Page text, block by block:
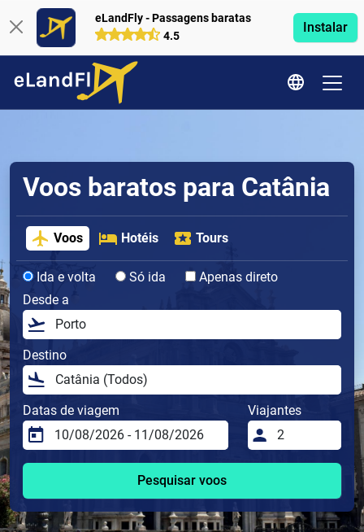
eLandFly - Passagens baratas
4.5
Instalar
Voos baratos para Catânia
Voos Hotéis Tours
Ida e volta Só ida
Apenas direto
Desde a
Destino
Datas de viagem Viajantes
Pesquisar voos